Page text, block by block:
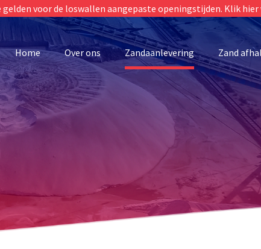
voor de loswallen aangepaste openingstijden. Klik
Home Over ons Zandaanlevering Zand